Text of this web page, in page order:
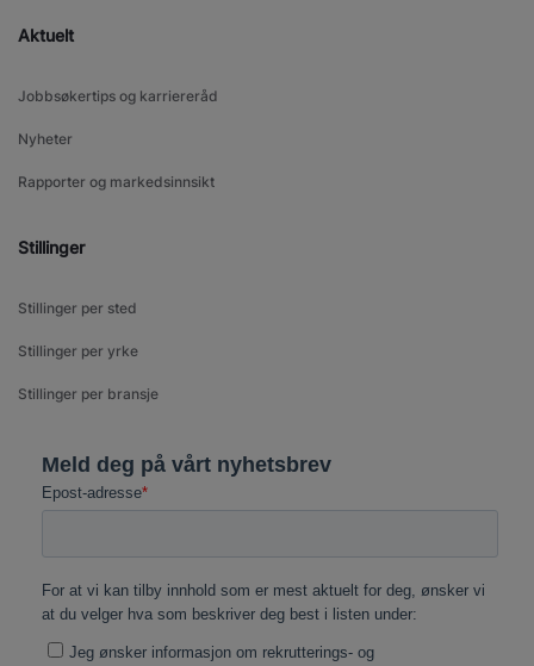
Aktuelt
Jobbsøkertips og karriereråd
Nyheter
Rapporter og markedsinnsikt
Stillinger
Stillinger per sted
Stillinger per yrke
Stillinger per bransje